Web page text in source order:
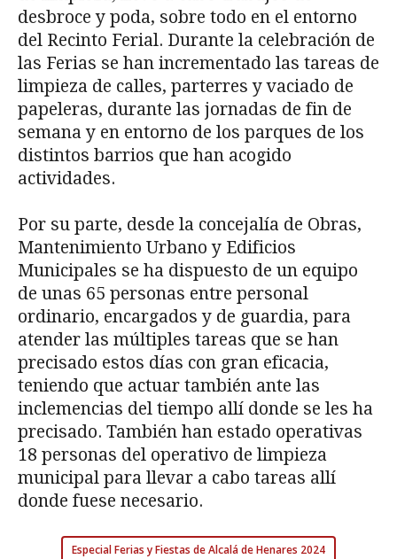
desbroce y poda, sobre todo en el entorno
del Recinto Ferial. Durante la celebración de
las Ferias se han incrementado las tareas de
limpieza de calles, parterres y vaciado de
papeleras, durante las jornadas de fin de
semana y en entorno de los parques de los
distintos barrios que han acogido
actividades.
Por su parte, desde la concejalía de Obras,
Mantenimiento Urbano y Edificios
Municipales se ha dispuesto de un equipo
de unas 65 personas entre personal
ordinario, encargados y de guardia, para
atender las múltiples tareas que se han
precisado estos días con gran eficacia,
teniendo que actuar también ante las
inclemencias del tiempo allí donde se les ha
precisado. También han estado operativas
18 personas del operativo de limpieza
municipal para llevar a cabo tareas allí
donde fuese necesario.
Especial Ferias y Fiestas de Alcalá de Henares 2024